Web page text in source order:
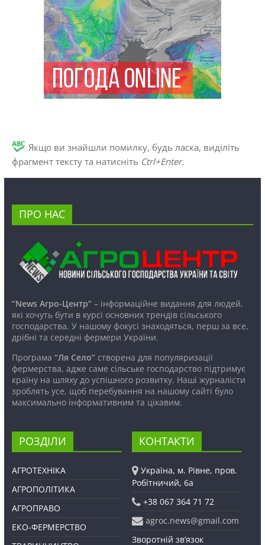
Якщо ви знайшли помилку, будь ласка, виділіть
фрагмент тексту та натисніть Ctrl+Enter.
ПРО НАС
“News Агро-Центр”– інформаційне видання для людей,
які хочуть бути в курсі основних трендів сільського
господарства. У нашому фокусі знаходяться, перш за все,
дрібні та середні фермери України.
Програма “Ля Село”створена для популяризації
фермерства, адже саме сільське господарство підтримує
країну на шляху до успішного розвитку. Наші журналісти
зроблять усе, щоб перебування на нашому сайті було
максимально інформативним та цікавим.
РОЗДІЛИ
АГРОТЕХНІКА
АГРОПОЛІТИКА
АГРОПРАВО
ЕКО-ФЕРМЕРСТВО
КОНТАКТИ
Україна, м. Рівне, пров.
Робітничий, 6а
+38 067 364 71 72
agroc.news@gmail.com
Зворотній зв’язок